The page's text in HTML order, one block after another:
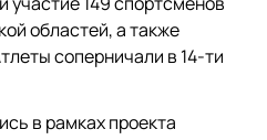
областей, а также
соперничали в 14-ти
в рамках проекта